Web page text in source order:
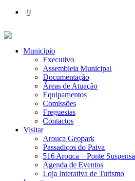
Município
Executivo
Assembleia Municipal
Documentação
Áreas de Atuação
Equipamentos
Comissões
Freguesias
Contactos
Visitar
Arouca Geopark
Passadiços do Paiva
516 Arouca – Ponte Suspensa
Agenda de Eventos
Loja Interativa de Turismo